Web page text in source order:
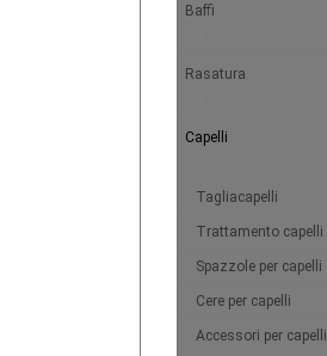
Baffi
Rasatura
Capelli
Tagliacapelli
Trattamento capelli
Spazzole per capelli
Cere per capelli
Accessori per capelli